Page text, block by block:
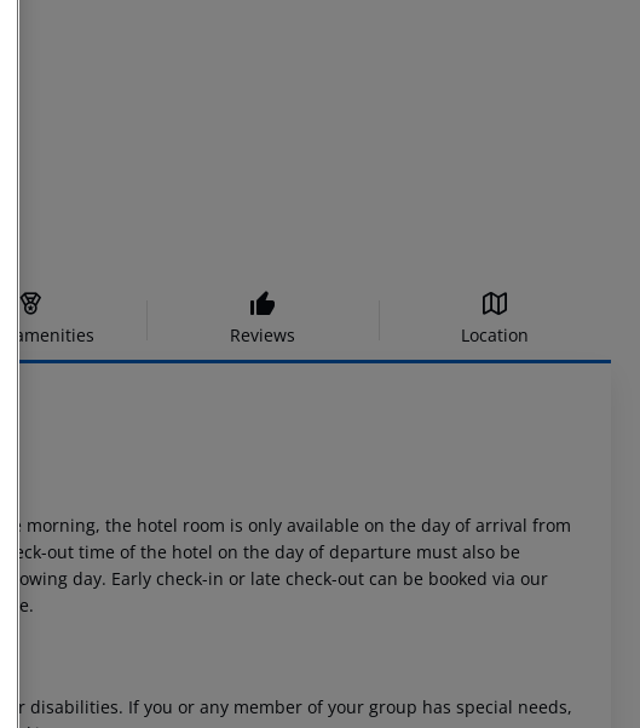
amenities Reviews Location
morning, the hotel room is only available on the day of arrival from
out time of the hotel on the day of departure must also be
day. Early check-in or late check-out can be booked via our
disabilities. If you or any member of your group has special needs,